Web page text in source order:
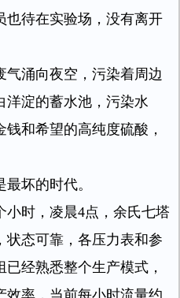
也待在实验场，没有离开
气涌向夜空，污染着周边
洋淀的蓄水池，污染水
和希望的高纯度硫酸，
坏的时代。
小时，凌晨4点，余氏七塔
状态可靠，各压力表和参
经熟悉整个生产模式，
效率，当前每小时流量约